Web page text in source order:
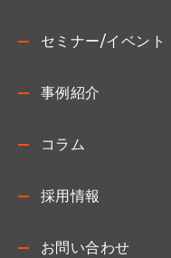
セミナー/イベント
事例紹介
コラム
採用情報
お問い合わせ